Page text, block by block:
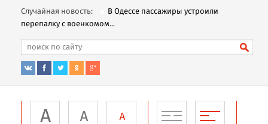
Случайная новость:
В Одессе пассажиры устроили
перепалку с военкомом...